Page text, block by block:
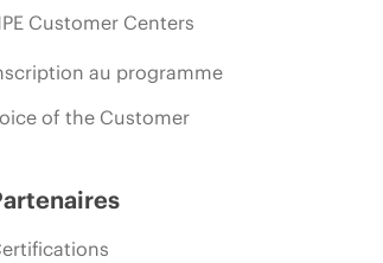
Customer Centers
au programme
of the Customer